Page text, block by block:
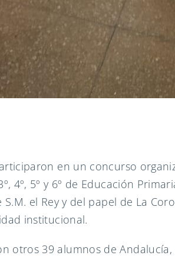
en un concurso
4º, 5º y 6º de Educación
el Rey y del papel de La
institucional.
otros 39 alumnos de